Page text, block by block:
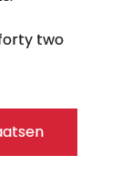
two